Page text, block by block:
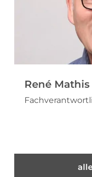
René Mathis